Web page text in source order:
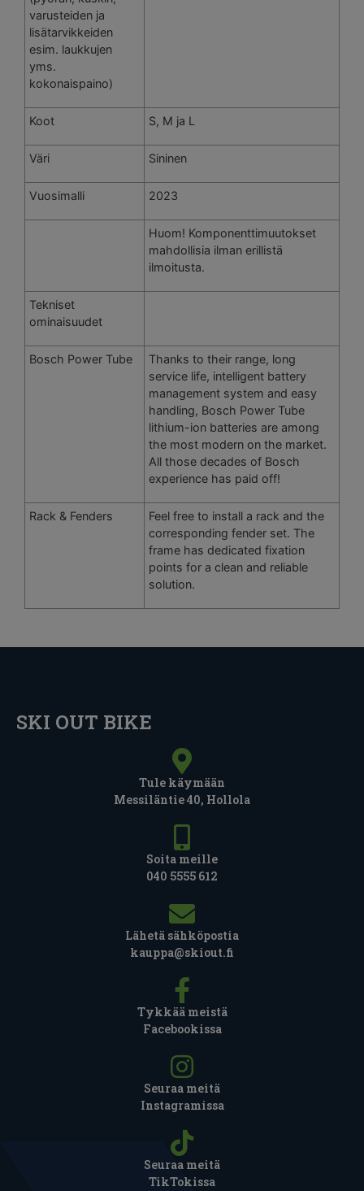
varusteiden ja
lisätarvikkeiden
esim. laukkujen
yms.
kokonaispaino)
Koot S, M ja L
Väri Sininen
Vuosimalli 2023
Huom! Komponenttimuutokset
mahdollisia ilman erillistä
ilmoitusta.
Tekniset
ominaisuudet
Bosch Power Tube
Thanks to their range, long
service life, intelligent battery
management system and easy
handling, Bosch Power Tube
lithium-ion batteries are among
the most modern on the market.
All those decades of Bosch
experience has paid off!
Rack & Fenders
Feel free to install a rack and the
corresponding fender set. The
frame has dedicated fixation
points for a clean and reliable
solution.
SKI OUT BIKE
Tule käymään
Messiläntie 40, Hollola
Soita meille
040 5555 612
Lähetä sähköpostia
kauppa@skiout.fi
Tykkää meistä
Facebookissa
Seuraa meitä
Instagramissa
Seuraa meitä
TikTokissa